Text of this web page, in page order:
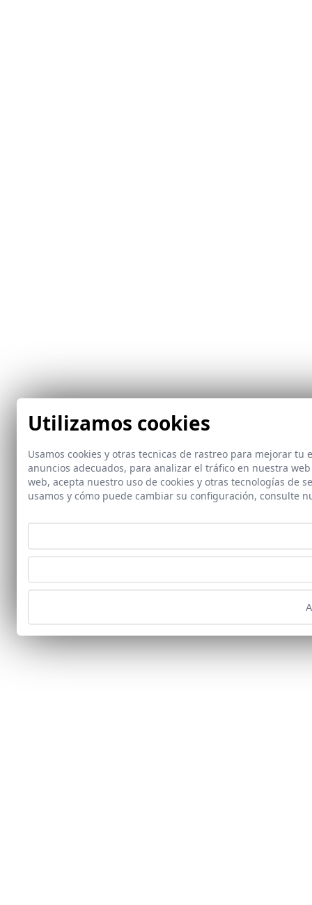
Utilizamos cookies
Usamos cookies y otras tecnicas de rastreo para mejorar
anuncios adecuados, para analizar el tráfico en nuestra
web, acepta nuestro uso de cookies y otras tecnologías de
usamos y cómo puede cambiar su configuración, consulte